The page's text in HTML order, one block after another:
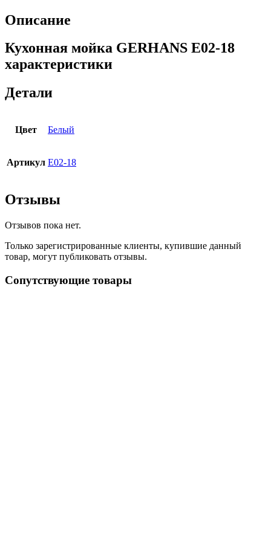
Описание
Кухонная мойка GERHANS E02-18
характеристики
Детали
Цвет Белый
Артикул E02-18
Отзывы
Отзывов пока нет.
Только зарегистрированные клиенты, купившие данный
товар, могут публиковать отзывы.
Сопутствующие товары